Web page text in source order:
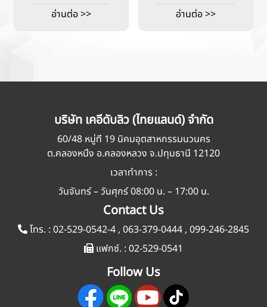
อ่านต่อ >>
อ่านต่อ >>
บริษัท เคอีดับลิว (ไทยแลนด์) จำกัด
60/48 หมู่ที่ 19 นิคมอุตสาหกรรมนวนคร
ต.คลองหนึ่ง อ.คลองหลวง จ.ปทุมธานี 12120
เวลาทำการ :
วันจันทร์ – วันศุกร์ 08:00 น. – 17:00 น.
Contact Us
โทร. : 02-529-0542-4 , 063-379-0444 , 099-246-2845
แฟกซ์. : 02-529-0541
Follow Us